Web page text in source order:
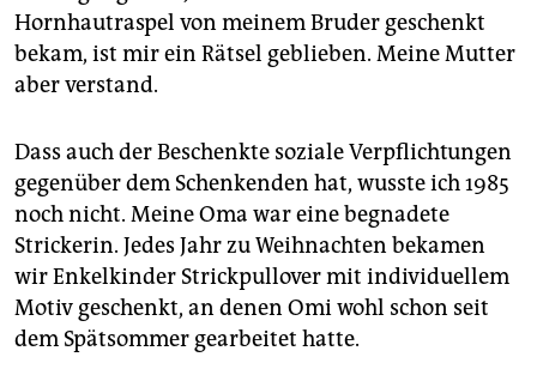
Hornhautraspel von meinem Bruder geschenkt
bekam, ist mir ein Rätsel geblieben. Meine Mutter
aber verstand.
Dass auch der Beschenkte soziale Verpflichtungen
gegenüber dem Schenkenden hat, wusste ich 1985
noch nicht. Meine Oma war eine begnadete
Strickerin. Jedes Jahr zu Weihnachten bekamen
wir Enkelkinder Strickpullover mit individuellem
Motiv geschenkt, an denen Omi wohl schon seit
dem Spätsommer gearbeitet hatte.